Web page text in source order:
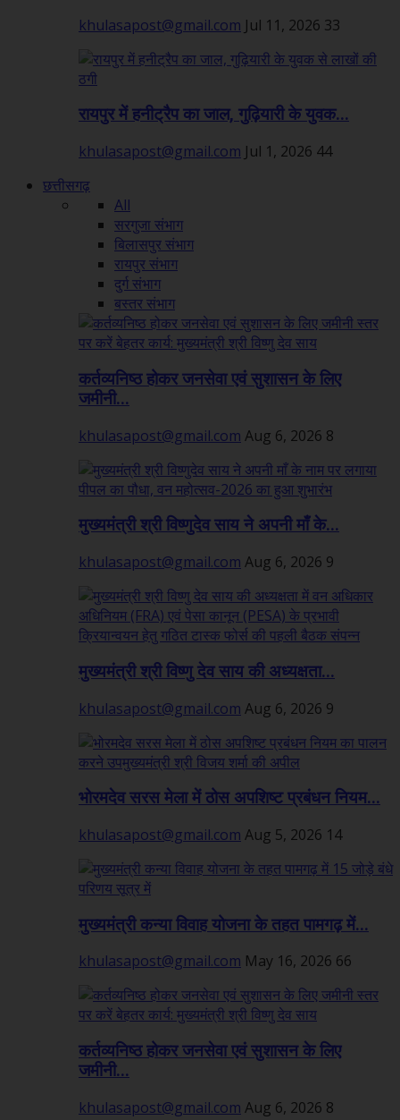
khulasapost@gmail.com Jul 11, 2026 33
रायपुर में हनीट्रैप का जाल, गुढ़ियारी के युवक...
khulasapost@gmail.com Jul 1, 2026 44
छत्तीसगढ़
All
सरगुजा संभाग
बिलासपुर संभाग
रायपुर संभाग
दुर्ग संभाग
बस्तर संभाग
कर्तव्यनिष्ठ होकर जनसेवा एवं सुशासन के लिए
जमीनी...
khulasapost@gmail.com Aug 6, 2026 8
मुख्यमंत्री श्री विष्णुदेव साय ने अपनी माँ के...
khulasapost@gmail.com Aug 6, 2026 9
मुख्यमंत्री श्री विष्णु देव साय की अध्यक्षता...
khulasapost@gmail.com Aug 6, 2026 9
भोरमदेव सरस मेला में ठोस अपशिष्ट प्रबंधन नियम...
khulasapost@gmail.com Aug 5, 2026 14
मुख्यमंत्री कन्या विवाह योजना के तहत पामगढ़ में...
khulasapost@gmail.com May 16, 2026 66
कर्तव्यनिष्ठ होकर जनसेवा एवं सुशासन के लिए
जमीनी...
khulasapost@gmail.com Aug 6, 2026 8